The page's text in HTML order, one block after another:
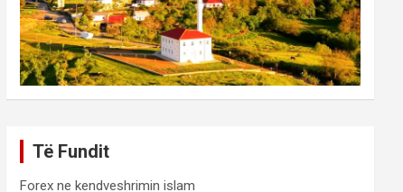
Të Fundit
Forex ne kendveshrimin islam